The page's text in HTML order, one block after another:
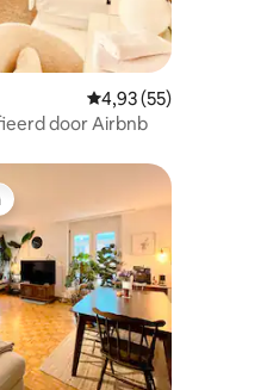
op 5, 18 recensies
Gemiddelde
4,93 (55)
Geverifieerd door Airbnb